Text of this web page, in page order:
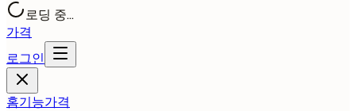
로딩 중...
가격
로그인
홈기능가격